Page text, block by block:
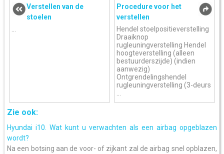
Verstellen van de
stoelen
...
Procedure voor het
verstellen
Hendel stoelpositieverstelling
Draaiknop
rugleuningverstelling Hendel
hoogteverstelling (alleen
bestuurderszijde) (indien
aanwezig)
Ontgrendelingshendel
rugleuningverstelling (3-deurs
...
Zie ook:
Hyundai i10. Wat kunt u verwachten als een airbag opgeblazen
wordt?
Na een botsing aan de voor- of zijkant zal de airbag snel opblazen,